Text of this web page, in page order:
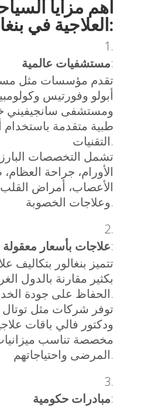
أهم مزايا
العلاجية في بنغالور:
مستشفيات عالمية:
تقدم مؤسسات مثل
أبولو وفورتيس
ومستشفى سانجيفيني
طبية متقدمة
التقنيات.
تشمل التخصصات
الأورام، جراحة
الأعصاب، أمراض
وعلاجات الخصوبة.
علاجات بأسعار معقولة:
تتميز بنغالور بتكاليف
بكثير مقارنة بالدول
الحفاظ على جودة الخدمات.
توفر شركات مثل توتال
ودكتور فالي باقات
مخصصة تناسب
المرضى واحتياجاتهم.
مبادرات حكومية: